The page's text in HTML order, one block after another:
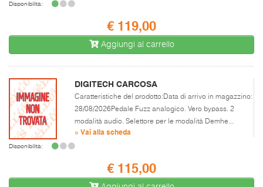
Disponibilità:
€ 119,00
Aggiungi al carrello
DIGITECH CARCOSA
Caratteristiche del prodotto:Data di arrivo in magazzino:
28/08/2026Pedale Fuzz analogico. Vero bypass. 2
modalità audio. Selettore per le modalità Demhe...
» Vai alla scheda
Disponibilità:
€ 115,00